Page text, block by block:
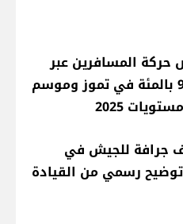
حركة المسافرين عبر
مطار بيروت 9 بالمئة في تموز وموسم
2025
جرافة للجيش في
رسمي من القيادة